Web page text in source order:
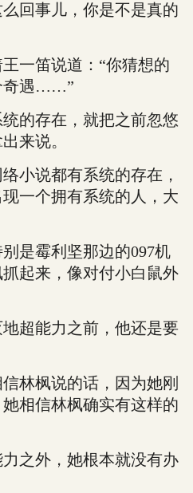
回事儿，你是不是真的
笛说道：“你猜想的
奇遇……”
的存在，就把之前忽悠
来说。
说都有系统的存在，
一个拥有系统的人，大
霉利坚那边的097机
起来，像对付小白鼠外
超能力之前，他还是要
枫说的话，因为她刚
相信林枫确实有这样的
之外，她根本就没有办